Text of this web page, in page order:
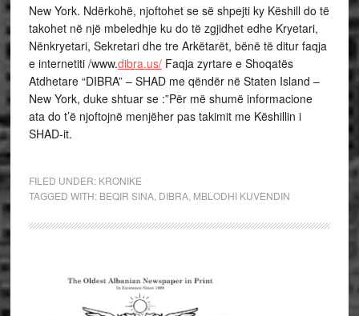
New York. Ndërkohë, njoftohet se së shpejti ky Këshill do të
takohet në një mbeledhje ku do të zgjidhet edhe Kryetari,
Nënkryetari, Sekretari dhe tre Arkëtarët, bënë të ditur faqja
e internetiti /www.dibra.us/Faqja zyrtare e Shoqatës
Atdhetare “DIBRA” – SHAD me qëndër në Staten Island –
New York, duke shtuar se :”Për më shumë informacione
ata do t’ë njoftojnë menjëher pas takimit me Këshillin i
SHAD-it.
FILED UNDER: KRONIKE
TAGGED WITH: BEQIR SINA, DIBRA, MBLODHI KUVENDIN